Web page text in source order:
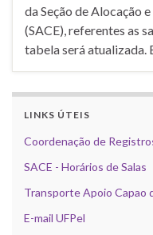
da Seção de Alocação
(SACE), referentes as
tabela será atualizada.
LINKS ÚTEIS
Coordenação de
SACE - Horários de Salas
Transporte Apoio Capao
E-mail UFPel